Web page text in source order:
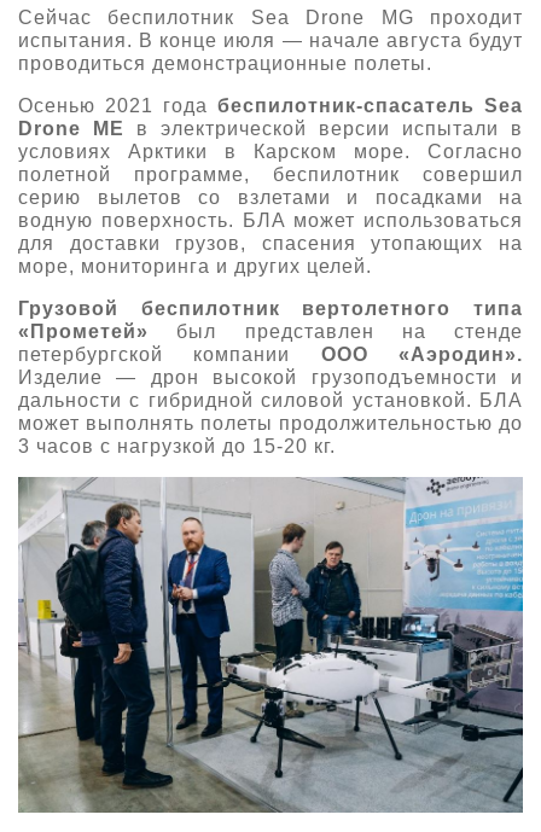
Сейчас беспилотник Sea Drone MG проходит
испытания. В конце июля — начале августа будут
проводиться демонстрационные полеты.
Осенью 2021 года беспилотник-спасатель Sea
Drone ME
в электрической версии испытали в
условиях Арктики в Карском море. Согласно
полетной программе, беспилотник совершил
серию вылетов со
взлетами и посадками на
водную поверхность. БЛА может использоваться
для доставки грузов, спасения утопающих на
море, мониторинга и других целей.
Грузовой
беспилотник вертолетного типа
«Прометей» был представлен на стенде
петербургской компании ООО «Аэродин».
Изделие — дрон высокой грузоподъемности и
дальности с гибридной силовой установкой. БЛА
может выполнять полеты продолжительностью до
3 часов с нагрузкой до 15-20 кг.